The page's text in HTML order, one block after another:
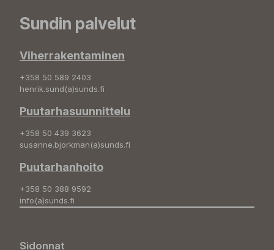
Sundin palvelut
Viherrakentaminen
+358 50 589 2403
henrik.sund(a)sunds.fi
Puutarhasuunnittelu
+358 50 439 3623
susanne.bjorkman(a)sunds.fi
Puutarhanhoito
+358 50 388 9592
info(a)sunds.fi
Sidonnat